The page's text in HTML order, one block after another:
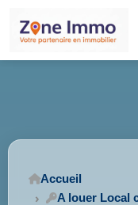
Accueil
A louer Local